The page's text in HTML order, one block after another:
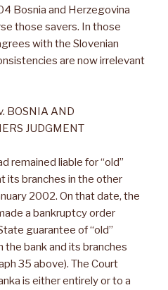
Bosnia and Herzegovina
those savers. In those
with the Slovenian
are now irrelevant
BOSNIA AND
JUDGMENT
remained liable for “old”
its branches in the other
2002. On that date, the
a bankruptcy order
guarantee of “old”
bank and its branches
35 above). The Court
is either entirely or to a